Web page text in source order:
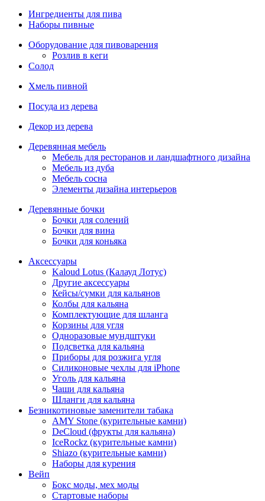
Ингредиенты для пива
Наборы пивные
Оборудование для пивоварения
Розлив в кеги
Солод
Хмель пивной
Посуда из дерева
Декор из дерева
Деревянная мебель
Мебель для ресторанов и ландшафтного дизайна
Мебель из дуба
Мебель сосна
Элементы дизайна интерьеров
Деревянные бочки
Бочки для солений
Бочки для вина
Бочки для коньяка
Аксессуары
Kaloud Lotus (Калауд Лотус)
Другие аксессуары
Кейсы/сумки для кальянов
Колбы для кальяна
Комплектующие для шланга
Корзины для угля
Одноразовые мундштуки
Подсветка для кальяна
Приборы для розжига угля
Силиконовые чехлы для iPhone
Уголь для кальяна
Чаши для кальяна
Шланги для кальяна
Безникотиновые заменители табака
AMY Stone (курительные камни)
DeCloud (фрукты для кальяна)
IceRockz (курительные камни)
Shiazo (курительные камни)
Наборы для курения
Вейп
Бокс моды, мех моды
Стартовые наборы